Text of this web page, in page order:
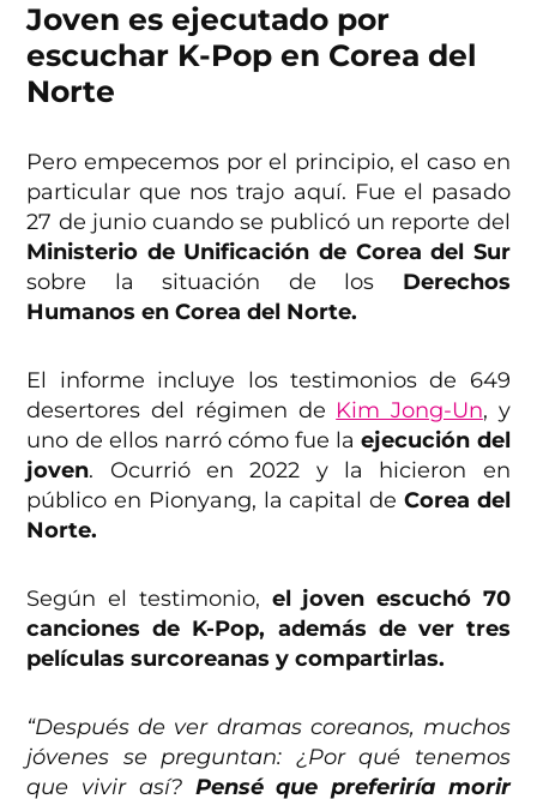
Joven es ejecutado por
escuchar K-Pop en Corea del
Norte
Pero empecemos por el principio, el caso en
particular que nos trajo aquí. Fue el pasado
27 de junio cuando se publicó un reporte del
Ministerio de Unificación de Corea del Sur
sobre la situación de los Derechos
Humanos en Corea del Norte.
El informe incluye los testimonios de 649
desertores del régimen de Kim Jong-Un, y
uno de ellos narró cómo fue laejecución del
joven. Ocurrió en 2022 y la hicieron en
público en Pionyang, la capital de Corea del
Norte.
Según el testimonio, el joven escuchó 70
canciones de K-Pop, además de ver tres
películas surcoreanas y compartirlas.
“Después de ver dramas coreanos, muchos
jóvenes se preguntan: ¿Por qué tenemos
que vivir así? Pensé que preferiría morir